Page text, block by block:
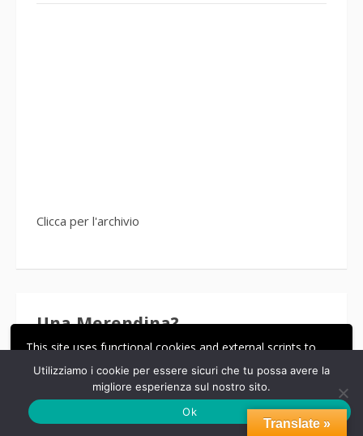
This site uses functional cookies and external scripts to
improve your experience.
LE MIE IMPOSTAZIONI
ACCETTA
Clicca per l'archivio
Una Merendina?
Translate »
Utilizziamo i cookie per essere sicuri che tu possa avere la
migliore esperienza sul nostro sito.
Ok